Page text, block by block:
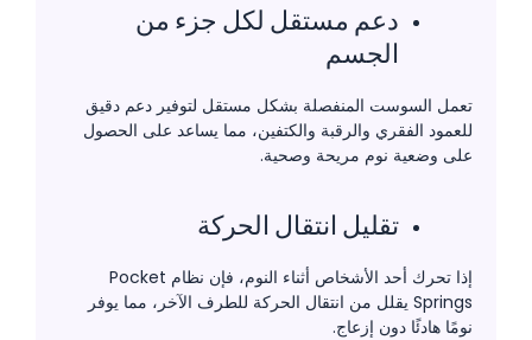
دعم مستقل لكل جزء من
الجسم
تعمل السوست المنفصلة بشكل مستقل لتوفير دعم دقيق
للعمود الفقري والرقبة والكتفين، مما يساعد على الحصول
على وضعية نوم مريحة وصحية.
تقليل انتقال الحركة
إذا تحرك أحد الأشخاص أثناء النوم، فإن نظام Pocket
Springs يقلل من انتقال الحركة للطرف الآخر، مما يوفر
نومًا هادئًا دون إزعاج.